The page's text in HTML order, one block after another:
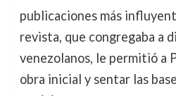
publicaciones más
revista, que congregaba a
venezolanos, le permitió a
obra inicial y sentar las